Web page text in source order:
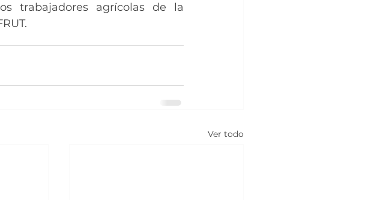
trabajadores agrícolas de la
Ver todo